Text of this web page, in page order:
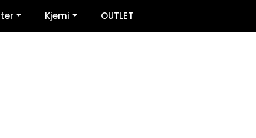
Infosenter Favoritter
Kjemi OUTLET